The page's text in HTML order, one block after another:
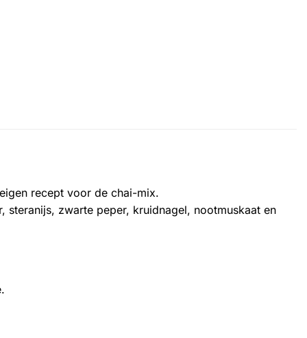
recept voor de chai-mix.
steranijs, zwarte peper, kruidnagel, nootmuskaat en